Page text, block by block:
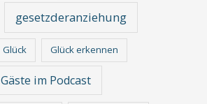
gesetzderanziehung
Glück Glück erkennen
Gäste im Podcast